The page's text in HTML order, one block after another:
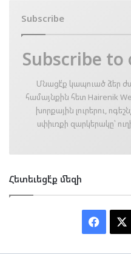
Subscribe
Subscribe
Մնացէ՛ք կապուած ձեր
համայնքին հետ Hairenik
խորքային լուրերու,
սփիւռքի զարկերակը՝
Հետեւեցէ՛ք մեզի